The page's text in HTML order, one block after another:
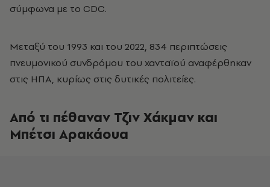
σύμφωνα με το CDC.
Μεταξύ του 1993 και του 2022, 834 περιπτώσεις
πνευμονικού συνδρόμου του χανταϊού αναφέρθηκαν
στις ΗΠΑ, κυρίως στις δυτικές πολιτείες.
Από τι πέθαναν Τζιν Χάκμαν και
Μπέτσι Αρακάουα